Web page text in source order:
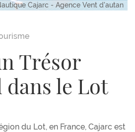
Cajarc - Agence Vent d'autan
Trésor
dans le Lot
du Lot, en France, Cajarc est